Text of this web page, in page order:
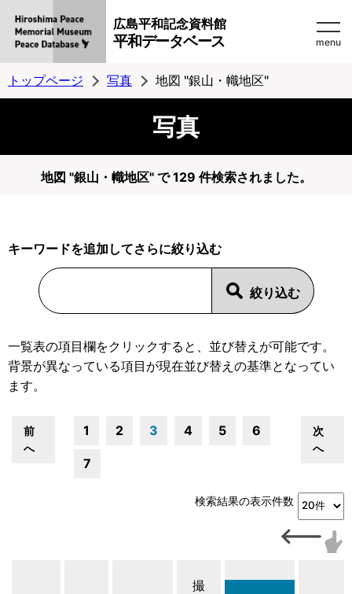
広島平和記念資料館
平和データベース menu
トップページ 写真 地図 "銀山・幟地区"
写真
地図 "銀山・幟地区" で 129 件検索されました。
キーワードを追加してさらに絞り込む
一覧表の項目欄をクリックすると、並び替えが可能です。
背景が異なっている項目が現在並び替えの基準となってい
ます。
前
へ
1 2 3 4 5 6
7
次
へ
検索結果の表示件数
撮